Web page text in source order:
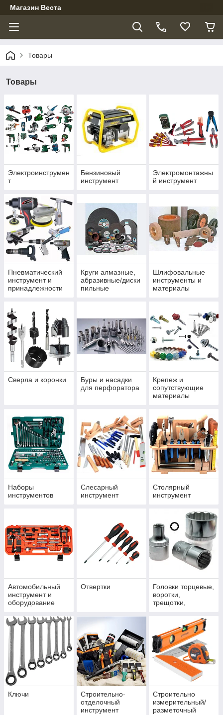
Магазин Веста
Товары
Товары
Электроинструмен
т
Бензиновый
инструмент
Электромонтажны
й инструмент
Пневматический
инструмент и
принадлежности
Круги алмазные,
абразивные/диски
пильные
Шлифовальные
инструменты и
материалы
Сверла и коронки
Буры и насадки
для перфоратора
Крепеж и
сопутствующие
материалы
Наборы
инструментов
Слесарный
инструмент
Столярный
инструмент
Автомобильный
инструмент и
оборудование
Отвертки
Головки торцевые,
воротки,
трещотки,
Ключи
Строительно-
отделочный
инструмент
Строительно
измерительный/
разметочный